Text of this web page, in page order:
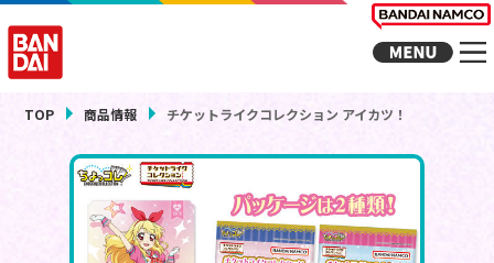
TOP 商品情報 チケットライクコレクション アイカツ！